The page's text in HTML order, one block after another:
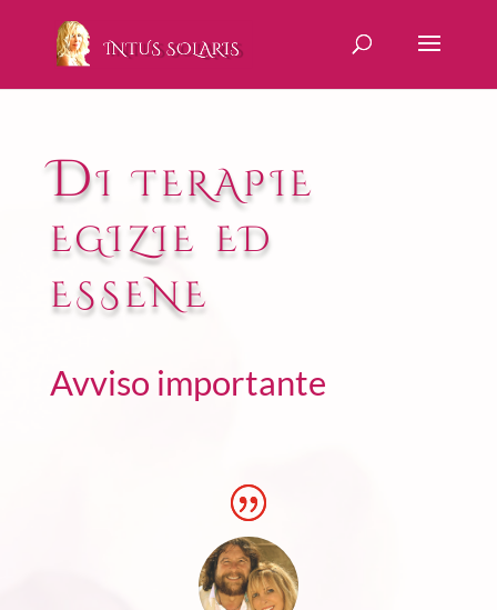
Di terapie
egizie ed
essene
Avviso importante